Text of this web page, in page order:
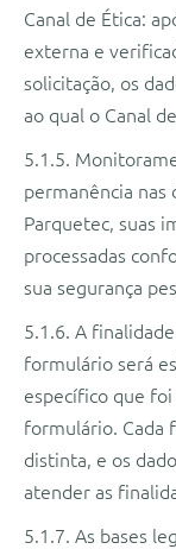
Canal de Ética:
externa e
solicitação, os
ao qual o Canal
5.1.5.
permanência nas
Parquetec, suas
processadas
sua segurança
5.1.6. A
formulário será
específico que
formulário. Cada
distinta, e os
atender as
5.1.7. As bases